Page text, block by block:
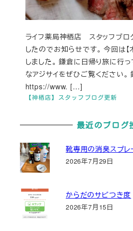
【神栖店】スタッフブログ更新
ライフ薬局神栖店 スタッフブロ
したのでお知らせです。 今回は
しました。 鎌倉に日帰り旅に行
なアジサイをぜひご覧ください。
https://www. […]
最近のブログ
靴専用の消臭スプレ
2026年7月29日
からだのサビつき度
2026年7月15日